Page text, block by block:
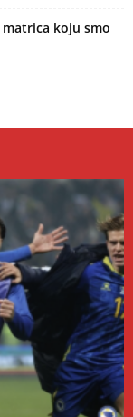
matrica koju smo